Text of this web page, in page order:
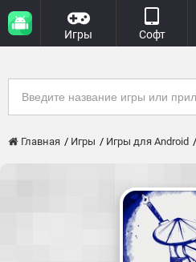
Игры Софт
Главная Игры Игры для Android